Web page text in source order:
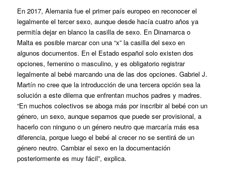
En 2017, Alemania fue el primer país europeo en reconocer el
legalmente el tercer sexo, aunque desde hacía cuatro años ya
permitía dejar en blanco la casilla de sexo. En Dinamarca o
Malta es posible marcar con una “x” la casilla del sexo en
algunos documentos. En el Estado español solo existen dos
opciones, femenino o masculino, y es obligatorio registrar
legalmente al bebé marcando una de las dos opciones. Gabriel J.
Martín no cree que la introducción de una tercera opción sea la
solución a este dilema que enfrentan muchos padres y madres.
“En muchos colectivos se aboga más por inscribir al bebé con un
género, un sexo, aunque sepamos que puede ser provisional, a
hacerlo con ninguno o un género neutro que marcaría más esa
diferencia, porque luego el bebé al crecer no se sentirá de un
género neutro. Cambiar el sexo en la documentación
posteriormente es muy fácil”, explica.